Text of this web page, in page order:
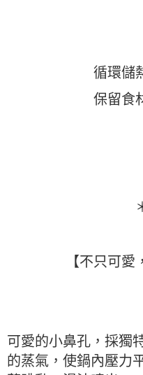
循環儲
保留食
【不只可愛
可愛的小鼻孔，採獨
的蒸氣，使鍋內壓力